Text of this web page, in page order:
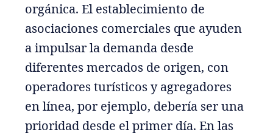
orgánica. El establecimiento de
asociaciones comerciales que ayuden
a impulsar la demanda desde
diferentes mercados de origen, con
operadores turísticos y agregadores
en línea, por ejemplo, debería ser una
prioridad desde el primer día. En las